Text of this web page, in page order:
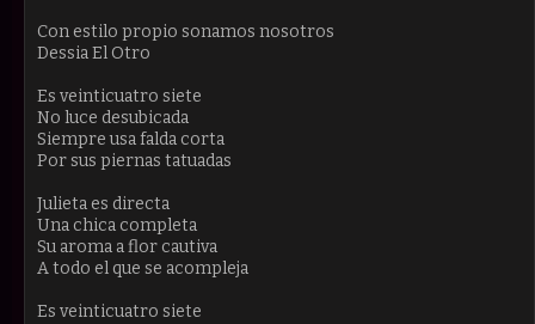
Con estilo propio sonamos nosotros
Dessia El Otro
Es veinticuatro siete
No luce desubicada
Siempre usa falda corta
Por sus piernas tatuadas
Julieta es directa
Una chica completa
Su aroma a flor cautiva
A todo el que se acompleja
Es veinticuatro siete